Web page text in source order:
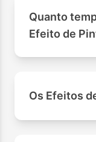
Quanto
Efeito de
Os Efeitos